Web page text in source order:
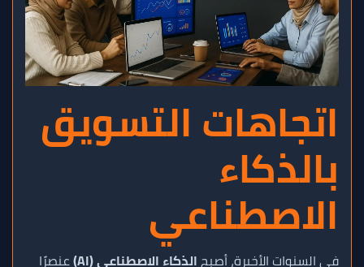
اتجاهات التسويق
بالذكاء
الاصطناعي
في السنوات الأخيرة، أصبحالذكاء الاصطناعي (AI)
عنصرًا